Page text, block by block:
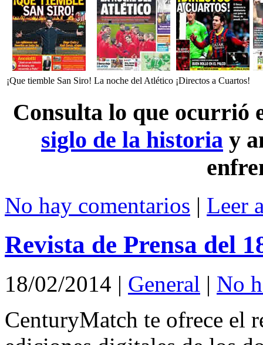
¡Que tiemble San Siro! La noche del Atlético ¡Directos a Cuartos!
Consulta lo que ocurrió
siglo de la historia y
No hay comentarios | Leer
Revista de Prensa del
18/02/2014 | General | No
CenturyMatch te ofrece el